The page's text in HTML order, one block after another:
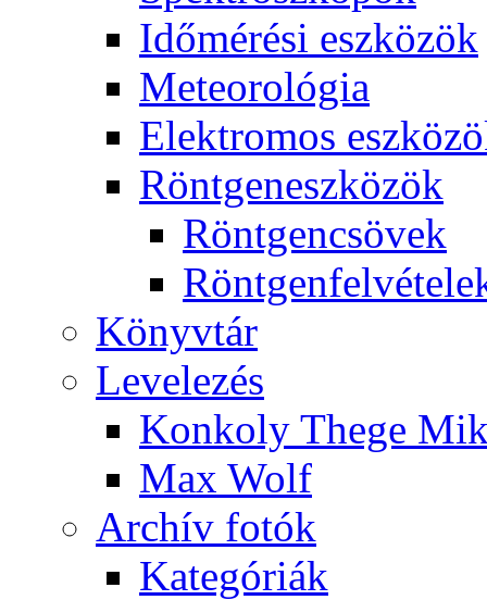
Idő­mé­ré­si esz­kö­zök
Me­te­o­ro­ló­gia
Elekt­ro­mos
Rönt­gen­esz­kö­zök
Rönt­gen­csö­vek
Könyv­tár
Le­ve­le­zés
Kon­koly The­ge
Max Wolf
Ar­chív fo­tók
Ka­te­gó­ri­ák